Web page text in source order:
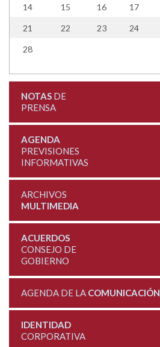
14 15 16 17
21 22 23 24
28
NOTASDE
PRENSA
AGENDA
PREVISIONES
INFORMATIVAS
ARCHIVOS
MULTIMEDIA
ACUERDOS
CONSEJO DE
GOBIERNO
AGENDA DE LA COMUNICACIÓN
IDENTIDAD
CORPORATIVA